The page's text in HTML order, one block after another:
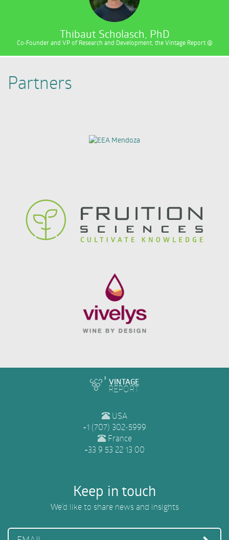
Thibaut Scholasch, PhD
Co-Founder and VP of Research and Development, the Vintage Report @
Partners
VINTAGE
REPORT
USA
+1 (707) 302-5999
France
+33 9 53 22 13 00
Keep in touch
We’d like to share news and insights